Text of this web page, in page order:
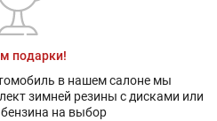
подарки!
в нашем салоне мы
зимней резины с дисками или
на выбор